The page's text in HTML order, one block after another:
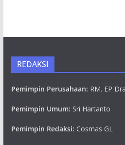
REDAKSI
Pemimpin Perusahaan: RM. EP
Pemimpin Umum: Sri Hartanto
Pemimpin Redaksi: Cosmas GL